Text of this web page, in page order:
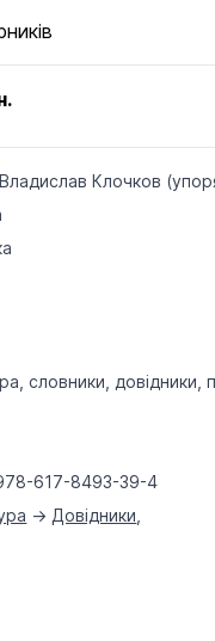
Владислав Клочков
словники, довідники,
617-8493-39-4
-> Довідники